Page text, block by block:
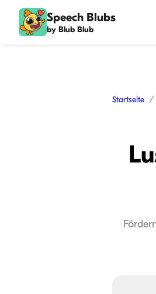
Speech Blubs
by Blub Blub
Startseite